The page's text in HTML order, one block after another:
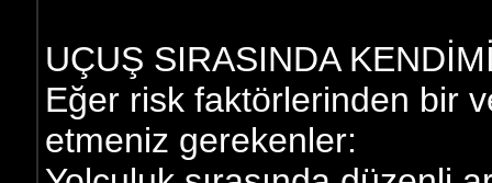
UÇUŞ SIRASINDA
Eğer risk faktörlerinden bir
etmeniz gerekenler: